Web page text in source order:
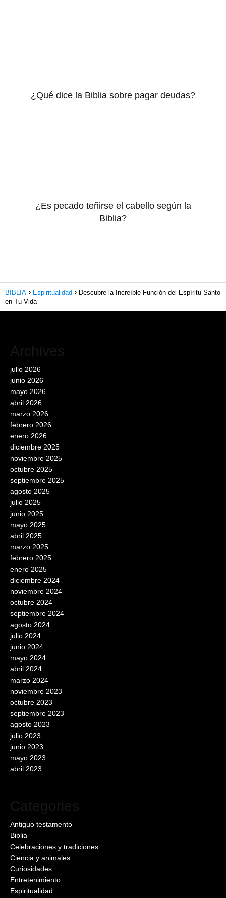
¿Qué dice la Biblia sobre pagar deudas?
¿Es pecado teñirse el cabello según la
Biblia?
BIBLIA Espiritualidad
Descubre la Increíble Función del Espíritu Santo
en Tu Vida
Archives
julio 2026
junio 2026
mayo 2026
abril 2026
marzo 2026
febrero 2026
enero 2026
diciembre 2025
noviembre 2025
octubre 2025
septiembre 2025
agosto 2025
julio 2025
junio 2025
mayo 2025
abril 2025
marzo 2025
febrero 2025
enero 2025
diciembre 2024
noviembre 2024
octubre 2024
septiembre 2024
agosto 2024
julio 2024
junio 2024
mayo 2024
abril 2024
marzo 2024
noviembre 2023
octubre 2023
septiembre 2023
agosto 2023
julio 2023
junio 2023
mayo 2023
abril 2023
Categories
Antiguo testamento
Biblia
Celebraciones y tradiciones
Ciencia y animales
Curiosidades
Entretenimiento
Espiritualidad